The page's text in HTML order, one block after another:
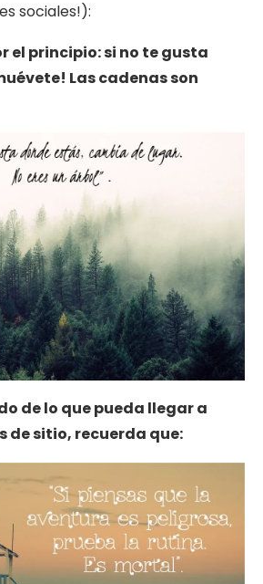
sociales!):
el principio: si no te gusta
Las cadenas son
de lo que pueda llegar a
de sitio, recuerda que: